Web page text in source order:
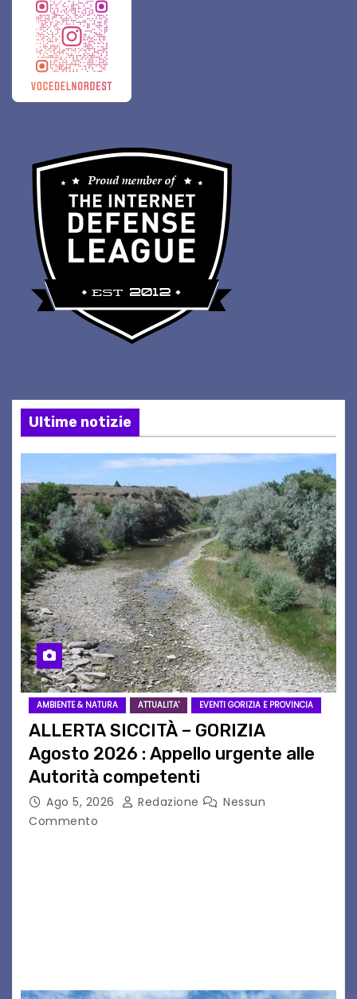
Ultime notizie
AMBIENTE & NATURA ATTUALITA' EVENTI GORIZIA E PROVINCIA
ALLERTA SICCITÀ – GORIZIA
Agosto 2026 : Appello urgente alle
Autorità competenti
Ago 5, 2026 Redazione
Nessun
Commento